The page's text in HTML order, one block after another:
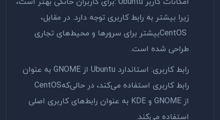
زیرا بیشتر به رابط کاربری توجه دارد. در مقابل،
CentOSبیشتر برای سرورها و محیط‌های تجاری
طراحی شده است.
رابط کاربری: استاندارد Ubuntu از GNOME به عنوان
رابط کاربری استفاده می‌کند، در حالی‌کهCentOS
از GNOME و KDE به عنوان رابط‌های کاربری اصلی
استفاده می‌کند.